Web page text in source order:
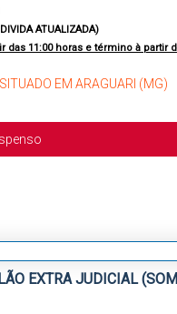
ATUALIZADA)
das 11:00 horas e término à partir
EM ARAGUARI (MG)
EXTRA JUDICIAL